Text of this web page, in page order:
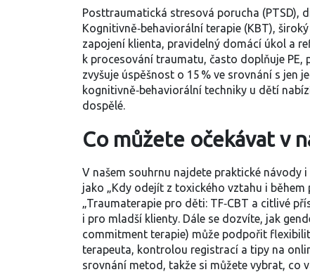
Posttraumatická stresová porucha (PTSD),
Kognitivně‑behaviorální terapie (KBT),
zapojení klienta, pravidelný domácí úkol a
k procesování traumatu, často doplňuje PE,
zvyšuje úspěšnost o 15 % ve srovnání s jen
kognitivně‑behaviorální techniky u dětí
dospělé.
Co můžete očekávat v
V našem souhrnu najdete praktické návody
jako „Kdy odejít z toxického vztahu i
„Traumaterapie pro děti: TF‑CBT a citlivé
i pro mladší klienty. Dále se dozvíte, jak
commitment terapie) může podpořit
terapeuta, kontrolou registrací a tipy na
srovnání metod, takže si můžete vybrat, co